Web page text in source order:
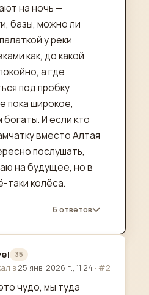
на ночь —
базы, можно ли
у реки
как, до какой
а где
под пробку
пока широкое,
И если кто
вместо Алтая
послушать,
на будущее, но в
таки колёса.
6 ответов
35
в 25 янв. 2026 г., 11:24 · #2
чудо, мы туда